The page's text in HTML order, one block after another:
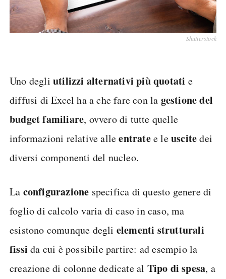
Shutterstock
Uno degli utilizzi alternativi più quotati e
diffusi di Excel ha a che fare con la gestione del
budget familiare, ovvero di tutte quelle
informazioni relative alleentratee leuscitedei
diversi componenti del nucleo.
La configurazione specifica di questo genere di
foglio di calcolo varia di caso in caso, ma
esistono comunque degli elementi strutturali
fissi da cui è possibile partire: ad esempio la
creazione di colonne dedicate al Tipo di spesa, a